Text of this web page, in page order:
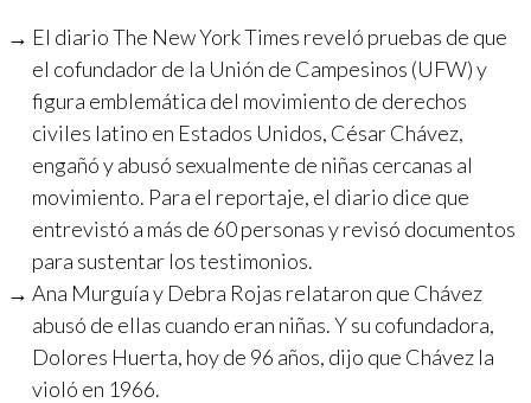
El diario The New York Times reveló pruebas de que
el cofundador de la Unión de Campesinos (UFW) y
figura emblemática del movimiento de derechos
civiles latino en Estados Unidos, César Chávez,
engañó y abusó sexualmente de niñas cercanas al
movimiento. Para el reportaje, el diario dice que
entrevistó a más de 60 personas y revisó documentos
para sustentar los testimonios.
Ana Murguía y Debra Rojas relataron que Chávez
abusó de ellas cuando eran niñas. Y su cofundadora,
Dolores Huerta, hoy de 96 años, dijo que Chávez la
violó en 1966.